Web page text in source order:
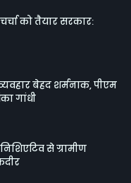
को तैयार सरकार:
बेहद शर्मनाक, पीएम
गांधी
से ग्रामीण